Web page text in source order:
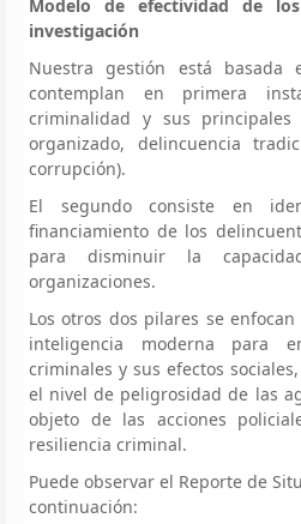
Modelo de efectividad de
investigación
Nuestra gestión está basada
contemplan en primera
criminalidad y sus principales
organizado, delincuencia
corrupción).
El segundo consiste en
financiamiento de los
para disminuir la
organizaciones.
Los otros dos pilares se
inteligencia moderna para
criminales y sus efectos
el nivel de peligrosidad de las
objeto de las acciones
resiliencia criminal.
Puede observar el Reporte de
continuación: